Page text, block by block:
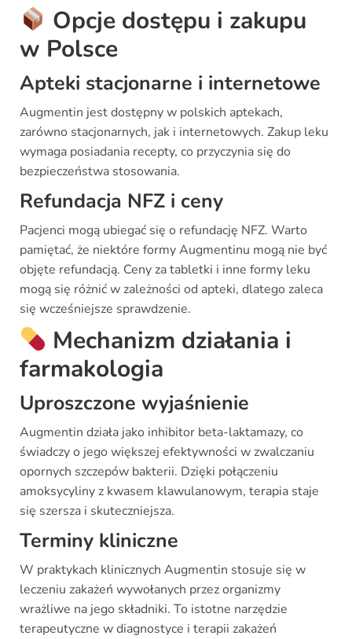
Opcje dostępu i zakupu
w Polsce
Apteki stacjonarne i internetowe
Augmentin jest dostępny w polskich aptekach,
zarówno stacjonarnych, jak i internetowych. Zakup leku
wymaga posiadania recepty, co przyczynia się do
bezpieczeństwa stosowania.
Refundacja NFZ i ceny
Pacjenci mogą ubiegać się o refundację NFZ. Warto
pamiętać, że niektóre formy Augmentinu mogą nie być
objęte refundacją. Ceny za tabletki i inne formy leku
mogą się różnić w zależności od apteki, dlatego zaleca
się wcześniejsze sprawdzenie.
Mechanizm działania i
farmakologia
Uproszczone wyjaśnienie
Augmentin działa jako inhibitor beta-laktamazy, co
świadczy o jego większej efektywności w zwalczaniu
opornych szczepów bakterii. Dzięki połączeniu
amoksycyliny z kwasem klawulanowym, terapia staje
się szersza i skuteczniejsza.
Terminy kliniczne
W praktykach klinicznych Augmentin stosuje się w
leczeniu zakażeń wywołanych przez organizmy
wrażliwe na jego składniki. To istotne narzędzie
terapeutyczne w diagnostyce i terapii zakażeń